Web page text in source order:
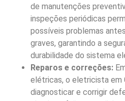
de manutenções
inspeções periódicas
possíveis problemas
graves, garantindo a
durabilidade do sistema
Reparos e correções:
elétricas, o eletricista em
diagnosticar e corrigir